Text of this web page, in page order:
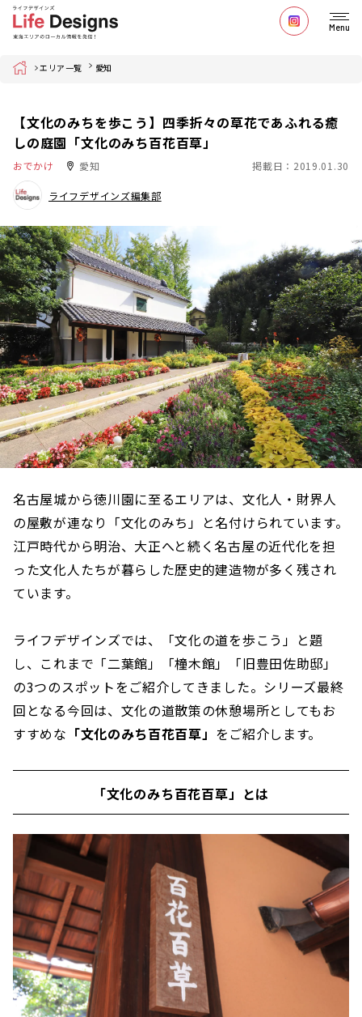
Menu
Home エリア一覧 愛知
【文化のみちを歩こう】四季折々の草花であふれる癒
しの庭園「文化のみち百花百草」
おでかけ 愛知 掲載日：2019.01.30
ライフデザインズ編集部
名古屋城から徳川園に至るエリアは、文化人・財界人
の屋敷が連なり「文化のみち」と名付けられています。
江戸時代から明治、大正へと続く名古屋の近代化を担
った文化人たちが暮らした歴史的建造物が多く残され
ています。
ライフデザインズでは、「文化の道を歩こう」と題
し、これまで「二葉館」「橦木館」「旧豊田佐助邸」
の3つのスポットをご紹介してきました。シリーズ最終
回となる今回は、文化の道散策の休憩場所としてもお
すすめな 「文化のみち百花百草」 をご紹介します。
「文化のみち百花百草」とは